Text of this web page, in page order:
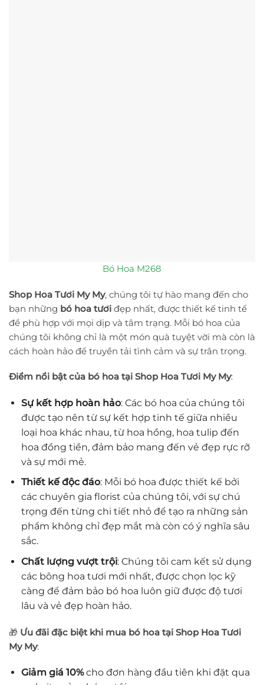
Bó Hoa M268
Shop Hoa Tươi My My, chúng tôi tự hào mang đến cho
bạn những bó hoa tươi đẹp nhất, được thiết kế tinh tế
để phù hợp với mọi dịp và tâm trạng. Mỗi bó hoa của
chúng tôi không chỉ là một món quà tuyệt vời mà còn là
cách hoàn hảo để truyền tải tình cảm và sự trân trọng.
Điểm nổi bật của bó hoa tại Shop Hoa Tươi My My:
Sự kết hợp hoàn hảo: Các bó hoa của chúng tôi
được tạo nên từ sự kết hợp tinh tế giữa nhiều
loại hoa khác nhau, từ hoa hồng, hoa tulip đến
hoa đồng tiền, đảm bảo mang đến vẻ đẹp rực rỡ
và sự mới mẻ.
Thiết kế độc đáo: Mỗi bó hoa được thiết kế bởi
các chuyên gia florist của chúng tôi, với sự chú
trọng đến từng chi tiết nhỏ để tạo ra những sản
phẩm không chỉ đẹp mắt mà còn có ý nghĩa sâu
sắc.
Chất lượng vượt trội: Chúng tôi cam kết sử dụng
các bông hoa tươi mới nhất, được chọn lọc kỹ
càng để đảm bảo bó hoa luôn giữ được độ tươi
lâu và vẻ đẹp hoàn hảo.
🎁 Ưu đãi đặc biệt khi mua bó hoa tại Shop Hoa Tươi
My My:
Giảm giá 10%cho đơn hàng đầu tiên khi đặt qua